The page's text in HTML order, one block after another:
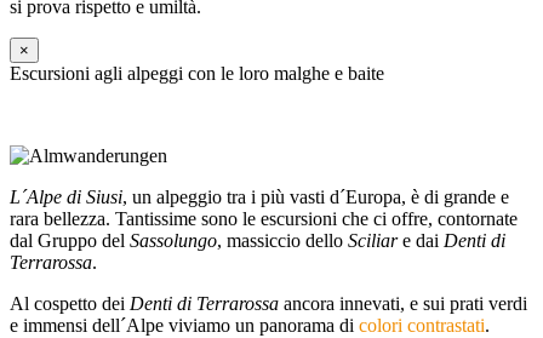
si prova rispetto e umiltà.
×
Escursioni agli alpeggi con le loro malghe e baite
L´Alpe di Siusi, un alpeggio tra i più vasti d´Europa, è di grande e
rara bellezza. Tantissime sono le escursioni che ci offre, contornate
dal Gruppo del Sassolungo, massiccio dello Sciliare dai Denti di
Terrarossa.
Al cospetto dei Denti di Terrarossa ancora innevati, e sui prati verdi
e immensi dell´Alpe viviamo un panorama di colori contrastati.